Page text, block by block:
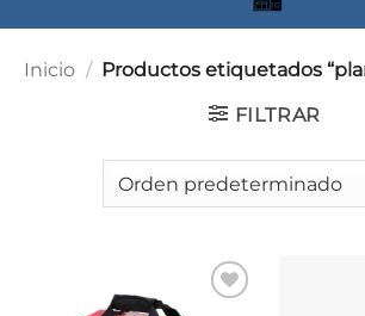
Inicio / Productos etiquetados
FILTRAR